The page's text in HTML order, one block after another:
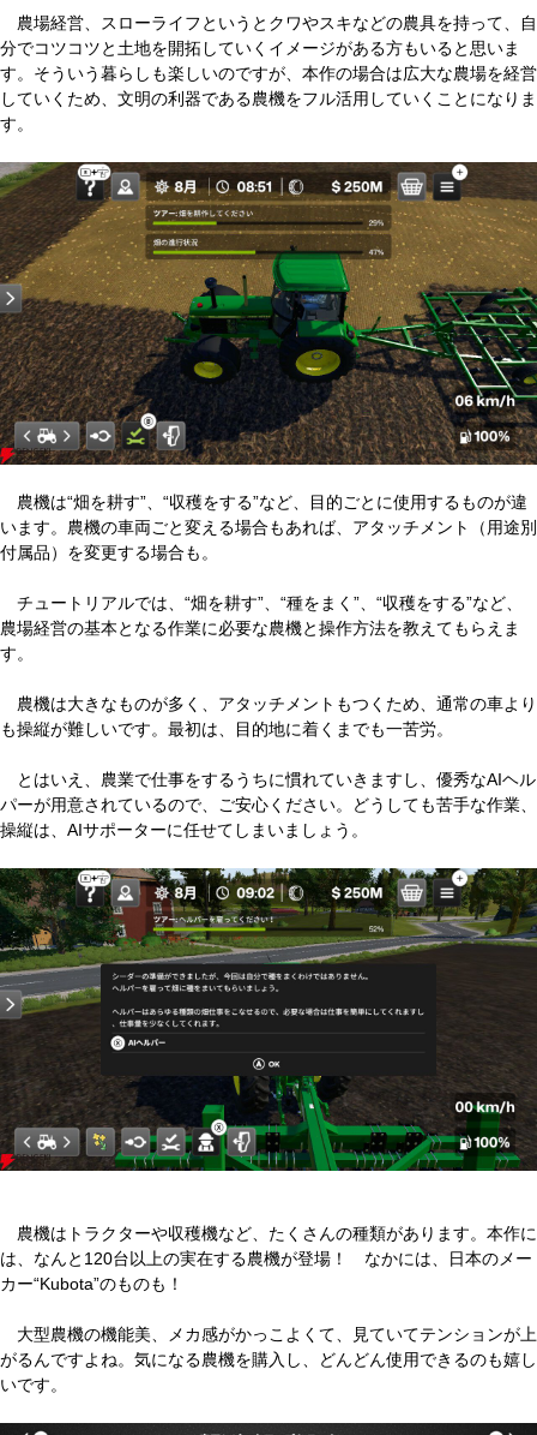
農場経営、スローライフというとクワやスキなどの農具を持って、自
分でコツコツと土地を開拓していくイメージがある方もいると思いま
す。そういう暮らしも楽しいのですが、本作の場合は広大な農場を経営
していくため、文明の利器である農機をフル活用していくことになりま
す。
農機は“畑を耕す”、“収穫をする”など、目的ごとに使用するものが違
います。農機の車両ごと変える場合もあれば、アタッチメント（用途別
付属品）を変更する場合も。
チュートリアルでは、“畑を耕す”、“種をまく”、“収穫をする”など、
農場経営の基本となる作業に必要な農機と操作方法を教えてもらえま
す。
農機は大きなものが多く、アタッチメントもつくため、通常の車より
も操縦が難しいです。最初は、目的地に着くまでも一苦労。
とはいえ、農業で仕事をするうちに慣れていきますし、優秀なAIヘル
パーが用意されているので、ご安心ください。どうしても苦手な作業、
操縦は、AIサポーターに任せてしまいましょう。
農機はトラクターや収穫機など、たくさんの種類があります。本作に
は、なんと120台以上の実在する農機が登場！ なかには、日本のメー
カー“Kubota”のものも！
大型農機の機能美、メカ感がかっこよくて、見ていてテンションが上
がるんですよね。気になる農機を購入し、どんどん使用できるのも嬉し
いです。